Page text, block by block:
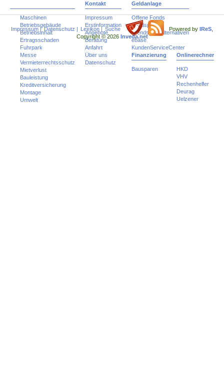
Maschinen
Betriebsgebäude
Betriebsinhalt
Ertragsschaden
Fuhrpark
Messe
Vermieterrechtsschutz
Mietverlust
Bauleistung
Kreditversicherung
Montage
Umwelt
Kontakt
Impressum
Erstinformation
Angebote
Beratung
Anfahrt
Über uns
Datenschutz
Geldanlage
Offene Fonds
Fondspolicen
Trends und Alternativen
ebase
KundenServiceCenter
Finanzierung
Bausparen
Onlinerechner
HKD
VHV
Rechenhelfer
Deurag
Uelzener
Impressum| Datenschutz | Lexikon| Suche Powered by IReS
Copyright © 2026 Inveda.net